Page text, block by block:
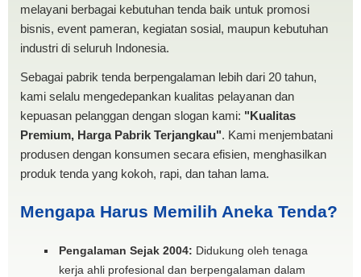
melayani berbagai kebutuhan tenda baik untuk promosi
bisnis, event pameran, kegiatan sosial, maupun kebutuhan
industri di seluruh Indonesia.
Sebagai pabrik tenda berpengalaman lebih dari 20 tahun,
kami selalu mengedepankan kualitas pelayanan dan
kepuasan pelanggan dengan slogan kami: "Kualitas
Premium, Harga Pabrik Terjangkau". Kami menjembatani
produsen dengan konsumen secara efisien, menghasilkan
produk tenda yang kokoh, rapi, dan tahan lama.
Mengapa Harus Memilih Aneka Tenda?
Pengalaman Sejak 2004: Didukung oleh tenaga
kerja ahli profesional dan berpengalaman dalam